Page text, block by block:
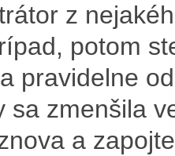
z
potom
pravidelne
sa zmenšila
a